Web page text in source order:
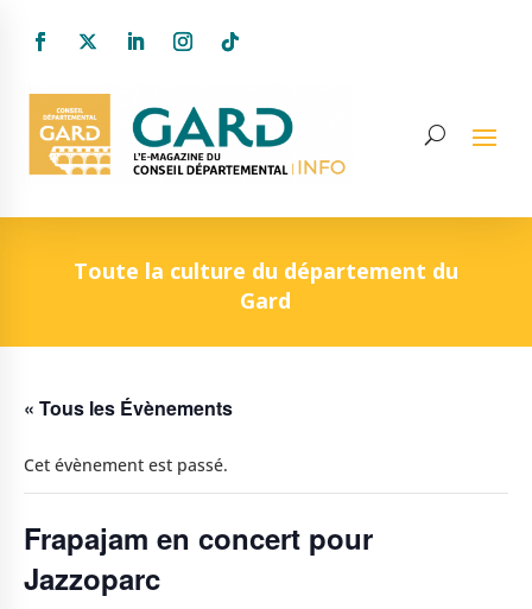
Toute la culture du département du
Gard
« Tous les Évènements
Cet évènement est passé.
Frapajam en concert pour
Jazzoparc